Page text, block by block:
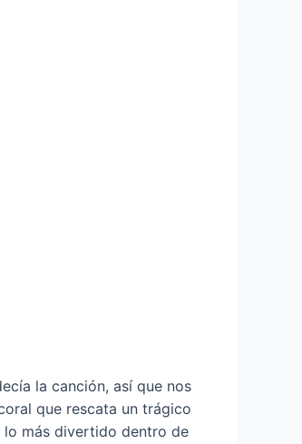
la canción, así que nos
que rescata un trágico
lo más divertido dentro de